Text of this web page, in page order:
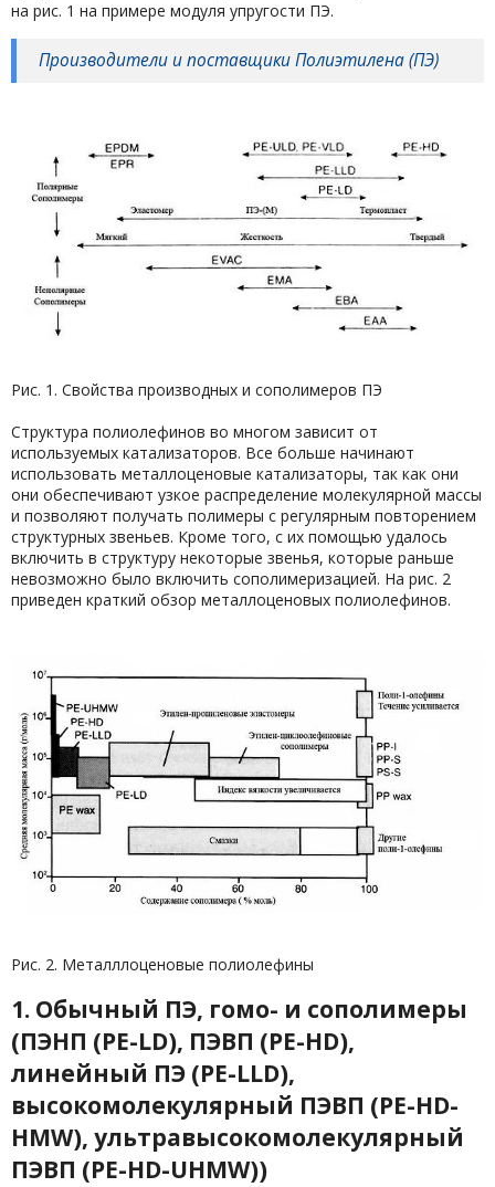
на рис. 1 на примере модуля упругости ПЭ.
Производители и поставщики Полиэтилена (ПЭ)
Рис. 1. Свойства производных и сополимеров ПЭ
Структура полиолефинов во многом зависит от
используемых катализаторов. Все больше начинают
использовать металлоценовые катализаторы, так как они
они обеспечивают узкое распределение молекулярной массы
и позволяют получать полимеры с регулярным повторением
структурных звеньев. Кроме того, с их помощью удалось
включить в структуру некоторые звенья, которые раньше
невозможно было включить сополимеризацией. На рис. 2
приведен краткий обзор металлоценовых полиолефинов.
Рис. 2. Металллоценовые полиолефины
1. Обычный ПЭ, гомо- и сополимеры
(ПЭНП (PE-LD), ПЭВП (PE-HD),
линейный ПЭ (PE-LLD),
высокомолекулярный ПЭВП (PE-HD-
HMW), ультравысокомолекулярный
ПЭВП (PE-HD-UHMW))